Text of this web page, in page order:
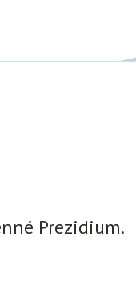
Prezidium.